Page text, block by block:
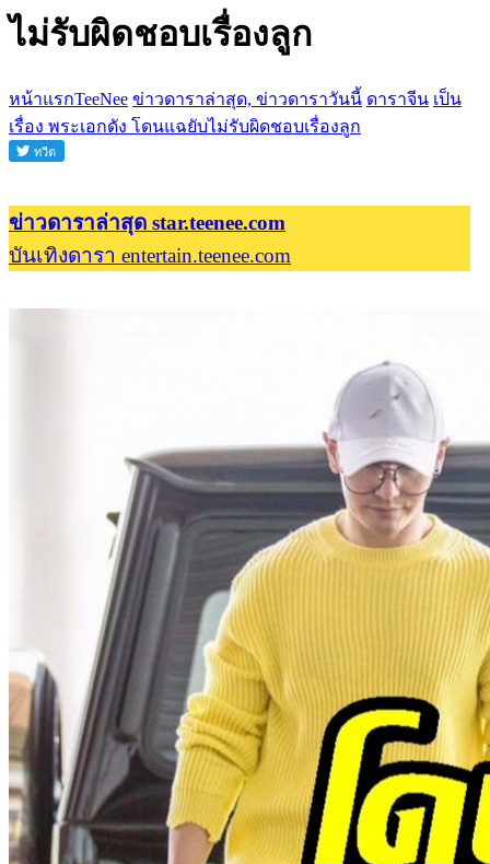
ไม่รับผิดชอบเรื่องลูก
หน้าแรกTeeNee ข่าวดาราล่าสุด, ข่าวดาราวันนี้ ดาราจีน เป็น
เรื่อง พระเอกดัง โดนแฉยับไม่รับผิดชอบเรื่องลูก
ข่าวดาราล่าสุด star.teenee.com
บันเทิงดารา entertain.teenee.com